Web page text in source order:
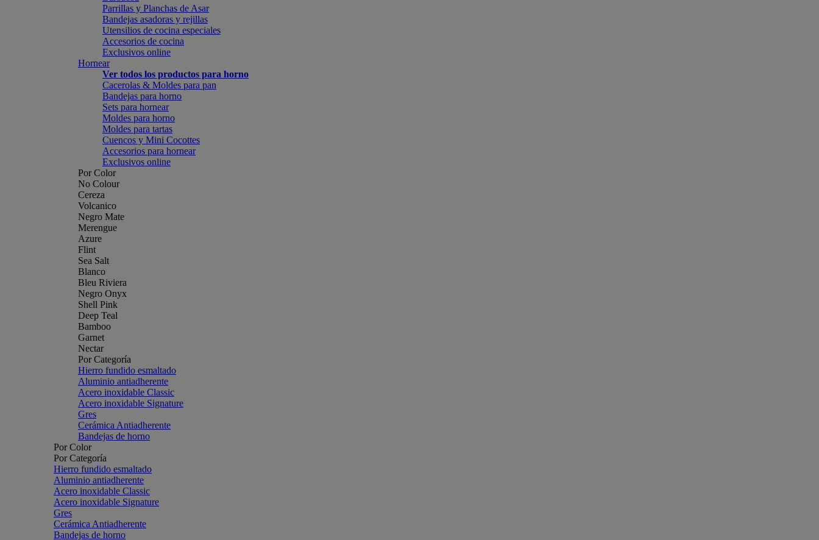
Parrillas y Planchas de Asar
Bandejas asadoras y rejillas
Utensilios de cocina especiales
Accesorios de cocina
Exclusivos online
Hornear
Ver todos los productos para horno
Cacerolas & Moldes para pan
Bandejas para horno
Sets para hornear
Moldes para horno
Moldes para tartas
Cuencos y Mini Cocottes
Accesorios para hornear
Exclusivos online
Por Color
No Colour
Cereza
Volcanico
Negro Mate
Merengue
Azure
Flint
Sea Salt
Blanco
Bleu Riviera
Negro Onyx
Shell Pink
Deep Teal
Bamboo
Garnet
Nectar
Por Categoría
Hierro fundido esmaltado
Aluminio antiadherente
Acero inoxidable Classic
Acero inoxidable Signature
Gres
Cerámica Antiadherente
Bandejas de horno
Por Color
Por Categoría
Hierro fundido esmaltado
Aluminio antiadherente
Acero inoxidable Classic
Acero inoxidable Signature
Gres
Cerámica Antiadherente
Bandejas de horno